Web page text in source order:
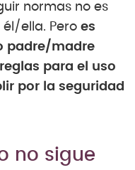
normas no es
ella. Pero es
padre/madre
para el uso
por la seguridad
no sigue